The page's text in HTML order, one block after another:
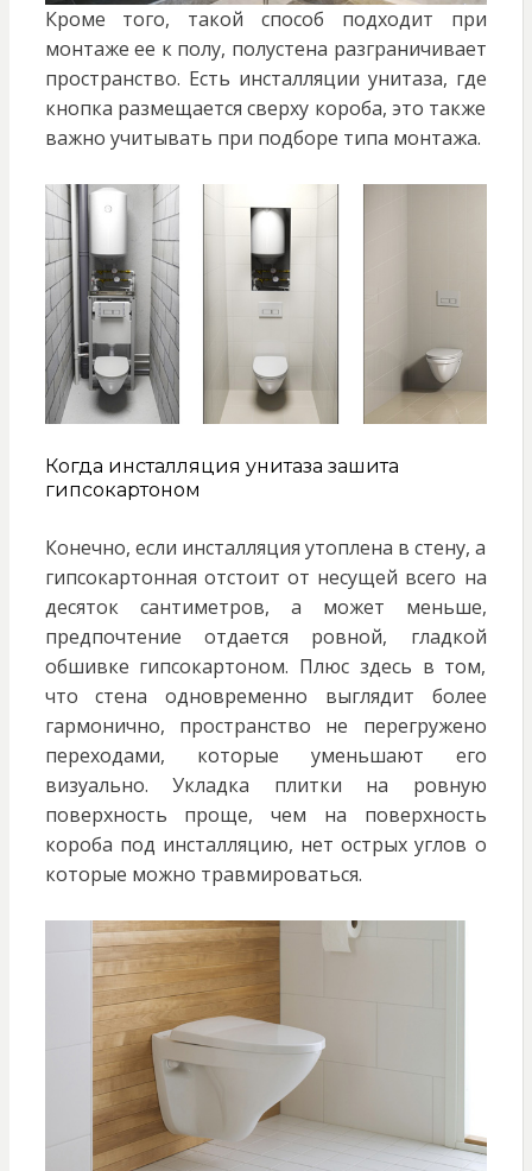
Кроме того, такой способ подходит при
монтаже ее к полу, полустена разграничивает
пространство. Есть инсталляции унитаза, где
кнопка размещается сверху короба, это также
важно учитывать при подборе типа монтажа.
Когда инсталляция унитаза зашита
гипсокартоном
Конечно, если инсталляция утоплена в стену, а
гипсокартонная отстоит от несущей всего на
десяток сантиметров, а может меньше,
предпочтение отдается ровной, гладкой
обшивке гипсокартоном. Плюс здесь в том,
что стена одновременно выглядит более
гармонично, пространство не перегружено
переходами, которые уменьшают его
визуально. Укладка плитки на ровную
поверхность проще, чем на поверхность
короба под инсталляцию, нет острых углов о
которые можно травмироваться.